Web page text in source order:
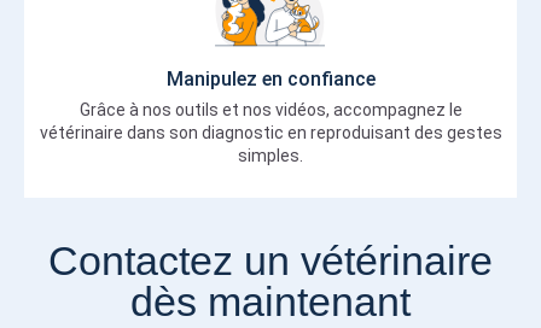
Manipulez en confiance
Grâce à nos outils et nos vidéos, accompagnez le
vétérinaire dans son diagnostic en reproduisant des gestes
simples.
Contactez un vétérinaire
dès maintenant